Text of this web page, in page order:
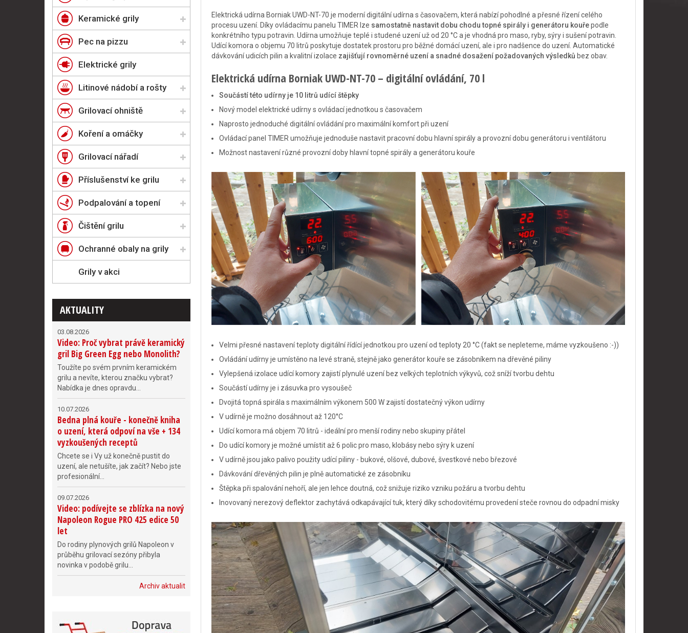
Elektrická udírna Borniak UWD-NT-70 je moderní digitální udírna s časovačem, která nabízí pohodlné a přesné řízení celého
procesu uzení. Díky ovládacímu panelu TIMER lze samostatně nastavit dobu chodu topné spirály i generátoru kouřepodle
konkrétního typu potravin. Udírna umožňuje teplé i studené uzení už od 20 °C a je vhodná pro maso, ryby, sýry i sušení potravin.
Udící komora o objemu 70 litrů poskytuje dostatek prostoru pro běžné domácí uzení, ale i pro nadšence do uzení. Automatické
dávkování udicích pilin a kvalitní izolace zajišťují rovnoměrné uzení a snadné dosažení požadovaných výsledků bez obav.
Elektrická udírna Borniak UWD-NT-70 – digitální ovládání, 70 l
Součástí této udírny je 10 litrů udící štěpky
Nový model elektrické udírny s ovládací jednotkou s časovačem
Naprosto jednoduché digitální ovládání pro maximální komfort při uzení
Ovládací panel TIMER umožňuje jednoduše nastavit pracovní dobu hlavní spirály a provozní dobu generátoru i ventilátoru
Možnost nastavení různé provozní doby hlavní topné spirály a generátoru kouře
Velmi přesné nastavení teploty digitální řídící jednotkou pro uzení od teploty 20 °C (fakt se nepleteme, máme vyzkoušeno :-))
Ovládání udírny je umístěno na levé straně, stejně jako generátor kouře se zásobníkem na dřevěné piliny
Vylepšená izolace udící komory zajistí plynulé uzení bez velkých teplotních výkyvů, což sníží tvorbu dehtu
Součástí udírny je i zásuvka pro vysoušeč
Dvojitá topná spirála s maximálním výkonem 500 W zajistí dostatečný výkon udírny
V udírně je možno dosáhnout až 120°C
Udící komora má objem 70 litrů - ideální pro menší rodiny nebo skupiny přátel
Do udící komory je možné umístit až 6 polic pro maso, klobásy nebo sýry k uzení
V udírně jsou jako palivo použity udící piliny - bukové, olšové, dubové, švestkové nebo březové
Dávkování dřevěných pilin je plně automatické ze zásobníku
Štěpka při spalování nehoří, ale jen lehce doutná, což snižuje riziko vzniku požáru a tvorbu dehtu
Inovovaný nerezový deflektor zachytává odkapávající tuk, který díky schodovitému provedení steče rovnou do odpadní misky
Keramické grily
Pec na pizzu
Elektrické grily
Litinové nádobí a rošty
Grilovací ohniště
Koření a omáčky
Grilovací nářadí
Příslušenství ke grilu
Podpalování a topení
Čištění grilu
Ochranné obaly na grily
Grily v akci
AKTUALITY
03.08.2026
Video: Proč vybrat právě keramický
gril Big Green Egg nebo Monolith?
Toužíte po svém prvním keramickém
grilu a nevíte, kterou značku vybrat?
Nabídka je dnes opravdu...
10.07.2026
Bedna plná kouře - konečně kniha
o uzení, která odpoví na vše + 134
vyzkoušených receptů
Chcete se i Vy už konečně pustit do
uzení, ale netušíte, jak začít? Nebo jste
profesionální...
09.07.2026
Video: podívejte se zblízka na nový
Napoleon Rogue PRO 425 edice 50
let
Do rodiny plynových grilů Napoleon v
průběhu grilovací sezóny přibyla
novinka v podobě grilu...
Archiv aktualit